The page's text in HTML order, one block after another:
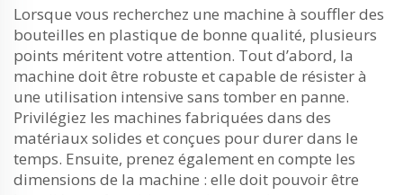
Lorsque vous recherchez une machine à souffler des
bouteilles en plastique de bonne qualité, plusieurs
points méritent votre attention. Tout d’abord, la
machine doit être robuste et capable de résister à
une utilisation intensive sans tomber en panne.
Privilégiez les machines fabriquées dans des
matériaux solides et conçues pour durer dans le
temps. Ensuite, prenez également en compte les
dimensions de la machine : elle doit pouvoir être